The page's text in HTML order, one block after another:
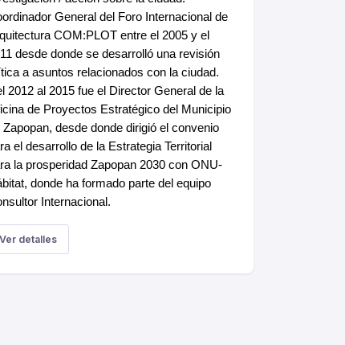
General del Foro Internacional de
COM:PLOT entre el 2005 y el
desde donde se desarrolló una revisión
a asuntos relacionados con la ciudad.
2012 al 2015 fue el Director General de la
de Proyectos Estratégico del Municipio
Zapopan, desde donde dirigió el convenio
el desarrollo de la Estrategia Territorial
la prosperidad Zapopan 2030 con ONU-
donde ha formado parte del equipo
Internacional.
Ver detalles